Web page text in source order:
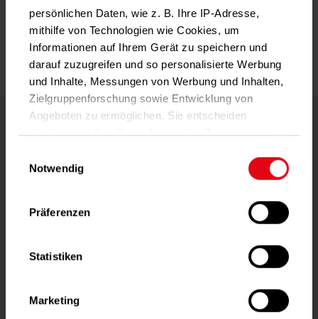
persönlichen Daten, wie z. B. Ihre IP-Adresse,
mithilfe von Technologien wie Cookies, um
Informationen auf Ihrem Gerät zu speichern und
darauf zuzugreifen und so personalisierte Werbung
und Inhalte, Messungen von Werbung und Inhalten,
Zielgruppenforschung sowie Entwicklung von
Angeboten zu ermöglichen. Sie entscheiden
darüber, wer Ihre Daten für welche Zwecke nutzt.
Cookie-Erklärung oder durch Klicken auf das
Privacy Trigger Symbol ändern oder widerrufen
Wenn Sie es erlauben, würden wir auch gerne:
erfassen, welche bis auf einige Meter genau
Ihr Gerät durch aktives Scannen nach
bestimmten Merkmalen (Fingerprinting)
Notwendig
Präferenzen
Statistiken
Marketing
Continuez